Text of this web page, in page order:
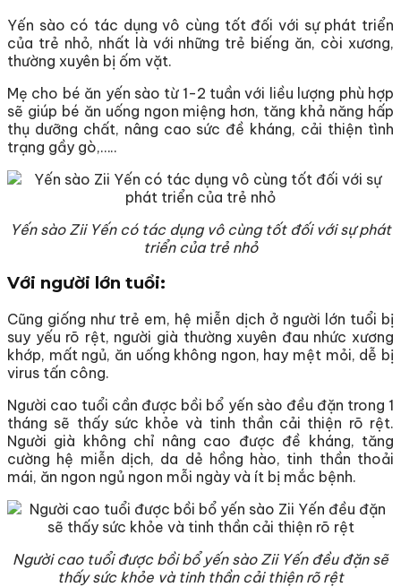
Yến sào có tác dụng vô cùng tốt đối với sự phát triển
của trẻ nhỏ, nhất là với những trẻ biếng ăn, còi xương,
thường xuyên bị ốm vặt.
Mẹ cho bé ăn yến sào từ 1-2 tuần với liều lượng phù hợp
sẽ giúp bé ăn uống ngon miệng hơn, tăng khả năng hấp
thụ dưỡng chất, nâng cao sức đề kháng, cải thiện tình
trạng gầy gò,…..
Yến sào Zii Yến có tác dụng vô cùng tốt đối với sự phát
triển của trẻ nhỏ
Với người lớn tuổi:
Cũng giống như trẻ em, hệ miễn dịch ở người lớn tuổi bị
suy yếu rõ rệt, người già thường xuyên đau nhức xương
khớp, mất ngủ, ăn uống không ngon, hay mệt mỏi, dễ bị
virus tấn công.
Người cao tuổi cần được bồi bổ yến sào đều đặn trong 1
tháng sẽ thấy sức khỏe và tinh thần cải thiện rõ rệt.
Người già không chỉ nâng cao được đề kháng, tăng
cường hệ miễn dịch, da dẻ hồng hào, tinh thần thoải
mái, ăn ngon ngủ ngon mỗi ngày và ít bị mắc bệnh.
Người cao tuổi được bồi bổ yến sào Zii Yến đều đặn sẽ
thấy sức khỏe và tinh thần cải thiện rõ rệt